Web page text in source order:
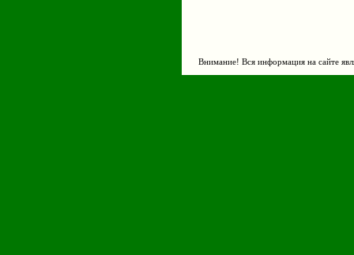
Внимание! Вся информация на сайте